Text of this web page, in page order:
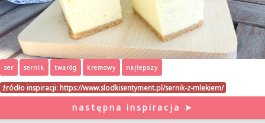
ser sernik twaróg kremowy najlepszy
źródło inspiracji: https://www.slodkisentyment.pl/sernik-z-mlekiem/
następna inspiracja ➤